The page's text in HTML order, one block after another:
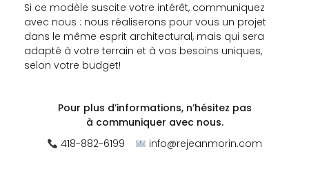
Si ce modèle suscite votre intérêt, communiquez
avec nous : nous réaliserons pour vous un projet
dans le même esprit architectural, mais qui sera
adapté à votre terrain et à vos besoins uniques,
selon votre budget!
Pour plus d’informations, n’hésitez pas
à communiquer avec nous.
418-882-6199
info@rejeanmorin.com